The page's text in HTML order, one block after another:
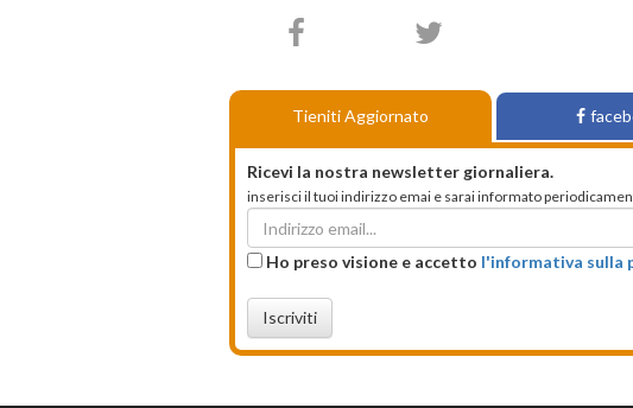
Tieniti Aggiornato
Ricevi la nostra newsletter giornaliera.
inserisci il tuoi indirizzo emai e sarai informato
Ho preso visione e accetto l'informativa sulla
Iscriviti